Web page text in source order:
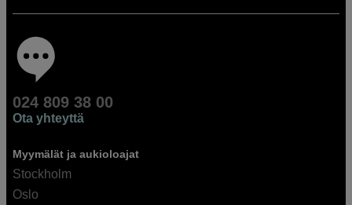
024 809 38 00
Ota yhteyttä
Myymälät ja aukioloajat
Stockholm
Oslo